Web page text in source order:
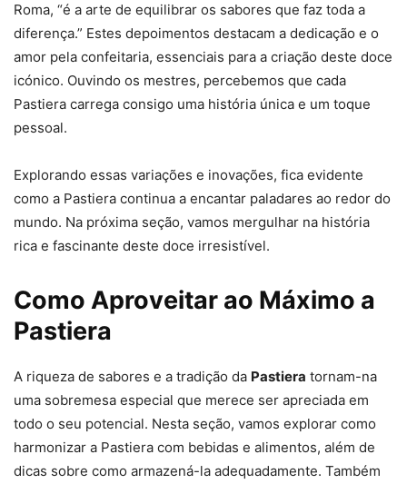
Roma, “é a arte de equilibrar os sabores que faz toda a
diferença.” Estes depoimentos destacam a dedicação e o
amor pela confeitaria, essenciais para a criação deste doce
icónico. Ouvindo os mestres, percebemos que cada
Pastiera carrega consigo uma história única e um toque
pessoal.
Explorando essas variações e inovações, fica evidente
como a Pastiera continua a encantar paladares ao redor do
mundo. Na próxima seção, vamos mergulhar na história
rica e fascinante deste doce irresistível.
Como Aproveitar ao Máximo a
Pastiera
A riqueza de sabores e a tradição da Pastiera tornam-na
uma sobremesa especial que merece ser apreciada em
todo o seu potencial. Nesta seção, vamos explorar como
harmonizar a Pastiera com bebidas e alimentos, além de
dicas sobre como armazená-la adequadamente. Também